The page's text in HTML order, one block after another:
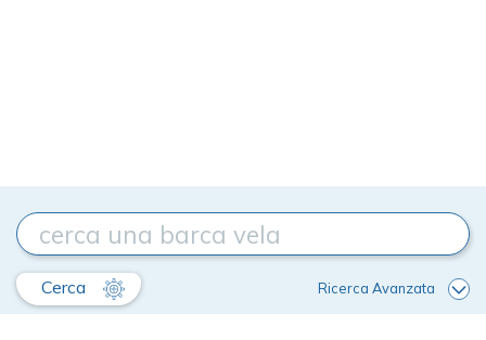
Cerca Ricerca Avanzata